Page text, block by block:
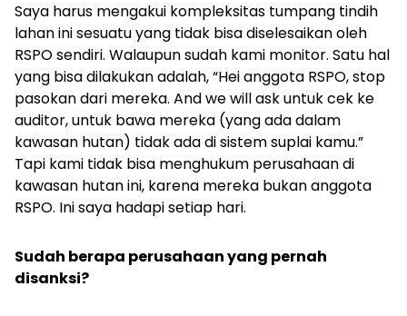
Saya harus mengakui kompleksitas tumpang tindih
lahan ini sesuatu yang tidak bisa diselesaikan oleh
RSPO sendiri. Walaupun sudah kami monitor. Satu hal
yang bisa dilakukan adalah, “Hei anggota RSPO, stop
pasokan dari mereka. And we will askuntuk cek ke
auditor, untuk bawa mereka (yang ada dalam
kawasan hutan) tidak ada di sistem suplai kamu.”
Tapi kami tidak bisa menghukum perusahaan di
kawasan hutan ini, karena mereka bukan anggota
RSPO. Ini saya hadapi setiap hari.
Sudah berapa perusahaan yang pernah
disanksi?